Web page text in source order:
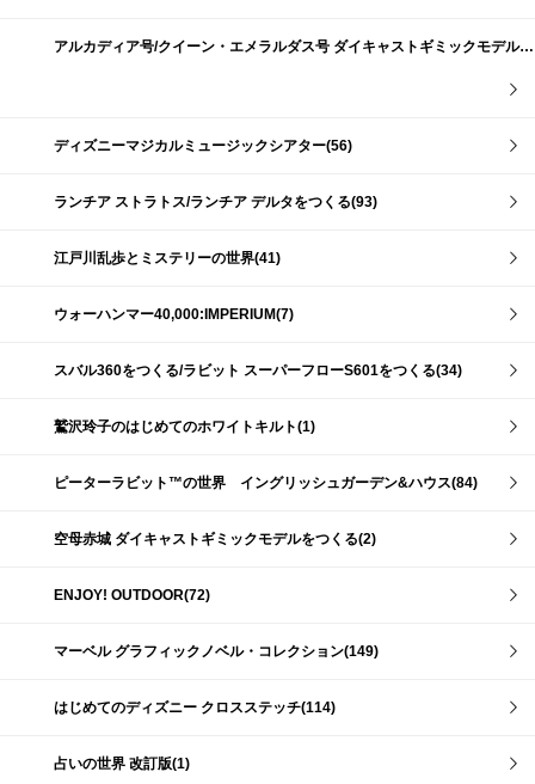
アルカディア号/クイーン・エメラルダス号 ダイキャストギミックモデルをつくる(159)
ディズニーマジカルミュージックシアター(56)
ランチア ストラトス/ランチア デルタをつくる(93)
江戸川乱歩とミステリーの世界(41)
ウォーハンマー40,000:IMPERIUM(7)
スバル360をつくる/ラビット スーパーフローS601をつくる(34)
鷲沢玲子のはじめてのホワイトキルト(1)
ピーターラビット™の世界 イングリッシュガーデン&ハウス(84)
空母赤城 ダイキャストギミックモデルをつくる(2)
ENJOY! OUTDOOR(72)
マーベル グラフィックノベル・コレクション(149)
はじめてのディズニー クロスステッチ(114)
占いの世界 改訂版(1)